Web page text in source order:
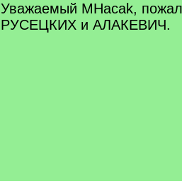
Уважаемый MHacak,
РУСЕЦКИХ и АЛАКЕВИЧ.